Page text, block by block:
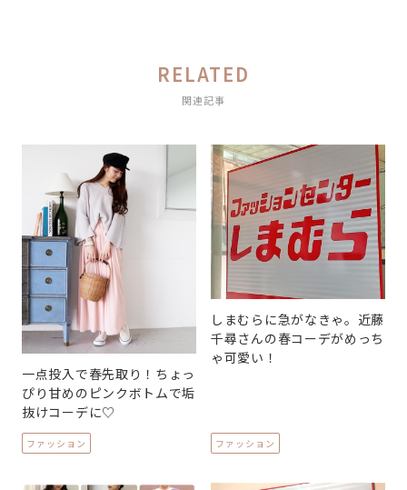
RELATED
関連記事
一点投入で春先取り！ちょっ
ぴり甘めのピンクボトムで垢
抜けコーデに♡
ファッション
しまむらに急がなきゃ。近藤
千尋さんの春コーデがめっち
ゃ可愛い！
ファッション